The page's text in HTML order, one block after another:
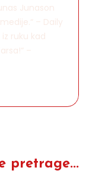
Junason
– Daily
ruku kad
–
pretrage...